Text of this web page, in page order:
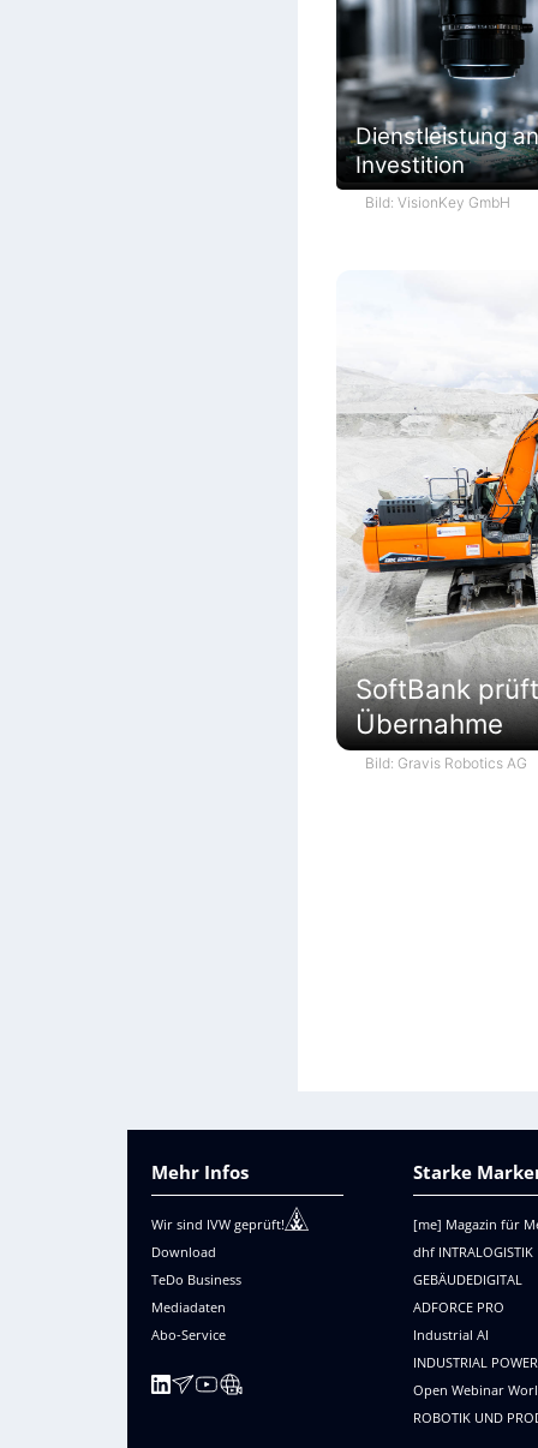
Dienstleistung
Investition
Bild: VisionKey GmbH
SoftBank
Übernahme
Bild: Gravis Robotics AG
Mehr Infos
Wir sind IVW geprüft!
Download
TeDo Business
Mediadaten
Abo-Service
Starke
[me] Magazin für
dhf INTRALOGISTIK
GEBÄUDEDIGITAL
ADFORCE PRO
Industrial AI
INDUSTRIAL POWER
Open Webinar
ROBOTIK UND